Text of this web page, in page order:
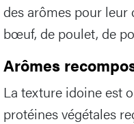
des arômes pour
bœuf, de poulet, de
Arômes
La texture idoine est
protéines végétales